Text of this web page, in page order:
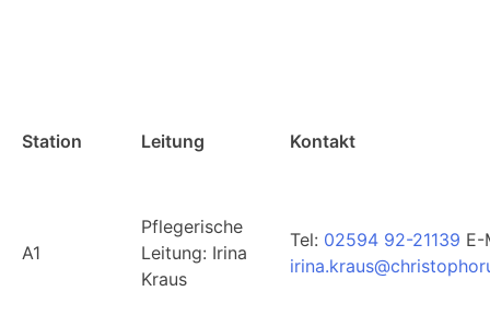
Station Leitung Kontakt
A1
Pflegerische
Leitung: Irina
Kraus
Tel: 02594 92-21139 E-